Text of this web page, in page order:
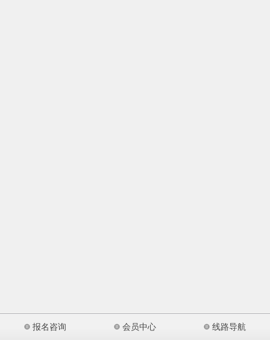
报名咨询 会员中心 线路导航